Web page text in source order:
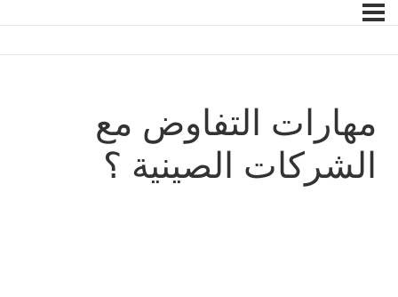
مهارات التفاوض مع
الشركات الصينية ؟